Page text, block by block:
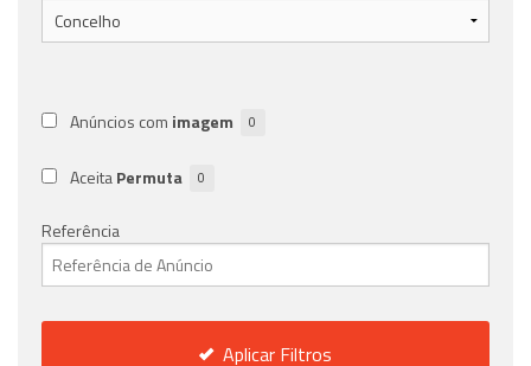
Anúncios com imagem 0
AceitaPermuta 0
Referência
Aplicar Filtros